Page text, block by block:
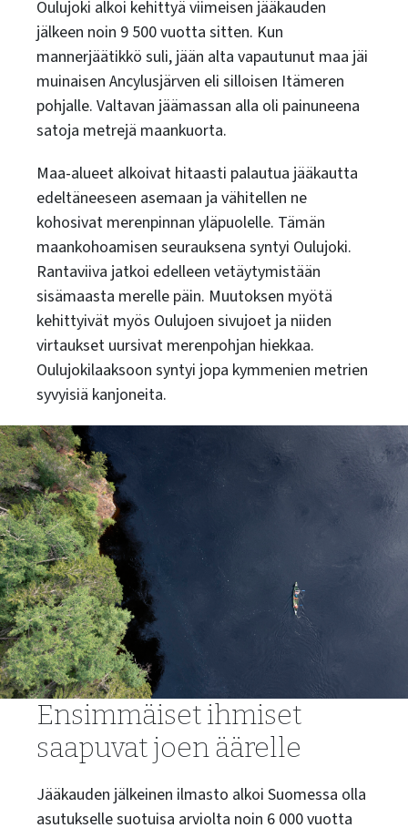
Oulujoki alkoi kehittyä viimeisen jääkauden
jälkeen noin 9 500 vuotta sitten. Kun
mannerjäätikkö suli, jään alta vapautunut maa jäi
muinaisen Ancylusjärven eli silloisen Itämeren
pohjalle. Valtavan jäämassan alla oli painuneena
satoja metrejä maankuorta.
Maa-alueet alkoivat hitaasti palautua jääkautta
edeltäneeseen asemaan ja vähitellen ne
kohosivat merenpinnan yläpuolelle. Tämän
maankohoamisen seurauksena syntyi Oulujoki.
Rantaviiva jatkoi edelleen vetäytymistään
sisämaasta merelle päin. Muutoksen myötä
kehittyivät myös Oulujoen sivujoet ja niiden
virtaukset uursivat merenpohjan hiekkaa.
Oulujokilaaksoon syntyi jopa kymmenien metrien
syvyisiä kanjoneita.
Ensimmäiset ihmiset
saapuvat joen äärelle
Jääkauden jälkeinen ilmasto alkoi Suomessa olla
asutukselle suotuisa arviolta noin 6 000 vuotta